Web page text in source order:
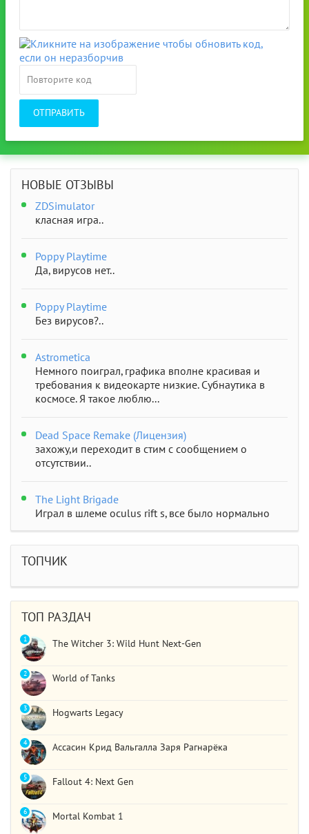
ОТПРАВИТЬ
НОВЫЕ ОТЗЫВЫ
ZDSimulator
класная игра..
Poppy Playtime
Да, вирусов нет..
Poppy Playtime
Без вирусов?..
Astrometica
Немного поиграл, графика вполне красивая и
требования к видеокарте низкие. Субнаутика в
космосе. Я такое люблю...
Dead Space Remake (Лицензия)
захожу,и переходит в стим с сообщением о
отсутствии..
The Light Brigade
Играл в шлеме oculus rift s, все было нормально
сюжет и..
ТОПЧИК
ТОП РАЗДАЧ
The Witcher 3: Wild Hunt Next-Gen
1
World of Tanks
2
Hogwarts Legacy
3
Ассасин Крид Вальгалла Заря Рагнарёка
4
Fallout 4: Next Gen
5
Mortal Kombat 1
6